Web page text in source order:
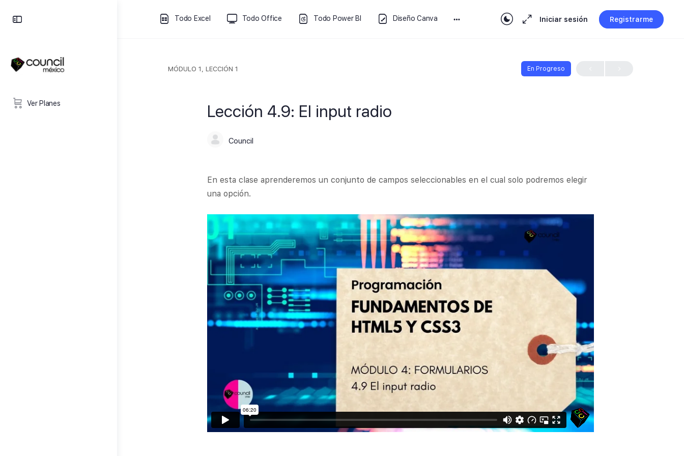
Ver Planes
Todo Excel Todo Office Todo Power BI Diseño Canva Iniciar sesión Registrarme
MÓDULO 1, LECCIÓN 1 En Progreso
Lección 4.9: El input radio
Council
En esta clase aprenderemos un conjunto de campos seleccionables en el cual solo podremos elegir
una opción.